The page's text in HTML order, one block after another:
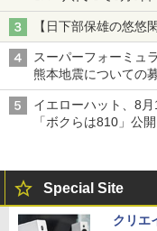
【日下部保雄の悠悠
スーパーフォーミュ
熊本地震についての
イエローハット、8
「ボクらは810」公
Special Site
クリエ